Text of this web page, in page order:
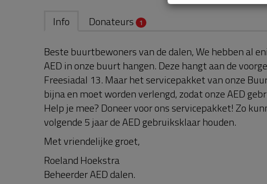
Info Donateurs 1
Beste buurtbewoners van de dalen, We hebben al
AED in onze buurt hangen. Deze hangt aan de
Freesiadal 13. Maar het servicepakket van onze
bijna en moet worden verlengd, zodat onze AED
Help je mee? Doneer voor ons servicepakket! Zo
volgende 5 jaar de AED gebruiksklaar houden.
Met vriendelijke groet,
Roeland Hoekstra
Beheerder AED dalen.